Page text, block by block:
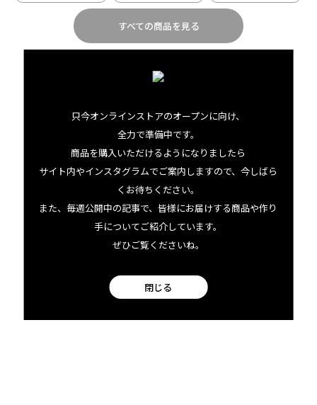
只今オンラインストアのオープンに向け、
全力で準備中です。
商品を購入いただけるようになりましたら
サイト内やインスタグラムでご案内しますので、今しばら
くお待ちください。
また、毎週公開中の記事で、皆様にお届けする商品や作り
手についてご紹介しています。
ぜひご覧くださいね。
閉じる
すべての商品を見る
facebook